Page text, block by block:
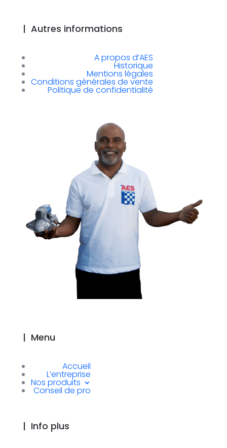
| Autres informations
A propos d’AES
Historique
Mentions légales
Conditions générales de vente
Politique de confidentialité
| Menu
Accueil
L’entreprise
Nos produits
Conseil de pro
| Info plus